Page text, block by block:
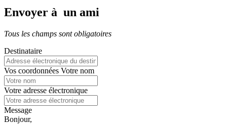
Envoyer à un ami
Tous les champs sont obligatoires
Destinataire
Vos coordonnées Votre nom
Votre adresse électronique
Message
Bonjour,